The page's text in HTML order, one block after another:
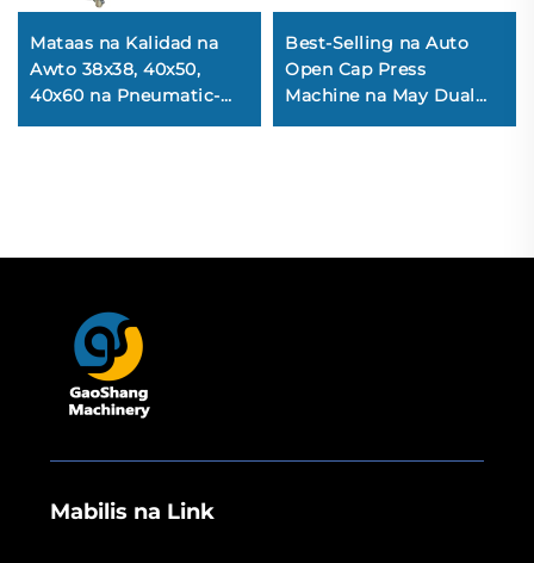
Mataas na Kalidad na
Awto 38x38, 40x50,
40x60 na Pneumatic-
Driven na Heat Press
Best-Selling na Auto
Open Cap Press
Machine na May Dual
Heated Hat Press para
Mabilis na Link